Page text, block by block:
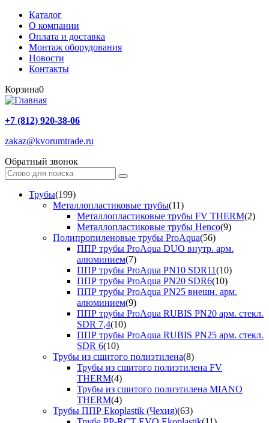
Каталог
О компании
Оплата и доставка
Монтаж оборудования
Новости
Контакты
Корзина0
+7 (812) 920-38-06
zakaz@kvorumtrade.ru
Обратный звонок
Трубы(199)
Металлопластиковые трубы(11)
Металлопластиковые трубы FV THERM(2)
Металлопластиковые трубы Henco(9)
Полипропиленовые трубы ProAqua(56)
ППР трубы ProAqua DUO внутр. арм.
алюминием(7)
ППР трубы ProAqua PN10 SDR11(10)
ППР трубы ProAqua PN20 SDR6(10)
ППР трубы ProAqua PN25 внешн. арм.
алюминием(9)
ППР трубы ProAqua RUBIS PN20 арм. стекл.
SDR 7,4(10)
ППР трубы ProAqua RUBIS PN25 арм. стекл.
SDR 6(10)
Трубы из сшитого полиэтилена(8)
Трубы из сшитого полиэтилена FV
THERM(4)
Трубы из сшитого полиэтилена MIANO
THERM(4)
Трубы ППР Ekoplastik (Чехия)(63)